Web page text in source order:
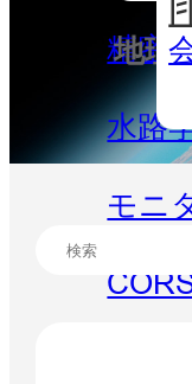
精密
水路
モニ
地理